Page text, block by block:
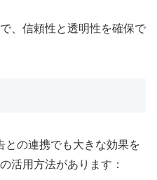
、信頼性と透明性を確保で
の連携でも大きな効果を
活用方法があります：